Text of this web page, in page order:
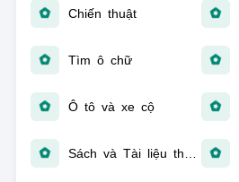
Chiến thuật
Tìm ô chữ
Ô tô và xe cộ